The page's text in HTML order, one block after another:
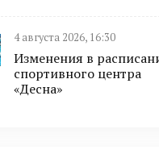
4 августа 2026, 16:30
Изменения в
спортивного центра
«Десна»